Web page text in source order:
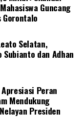
agenda
layanan
berkonsultasi
(PHBS)
Guncang
Gorontalo
Selatan,
dan Adhan
Peran
Mendukung
Presiden